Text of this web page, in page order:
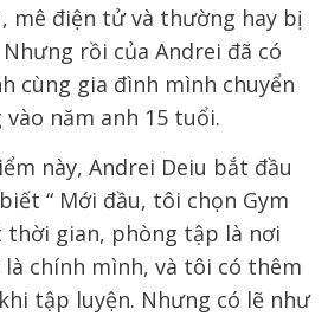
mê điện tử và thường hay bị
rồi của Andrei đã có
cùng gia đình mình chuyển
năm anh 15 tuổi.
này, Andrei Deiu bắt đầu
“ Mới đầu, tôi chọn Gym
thời gian, phòng tập là nơi
chính mình, và tôi có thêm
tập luyện. Nhưng có lẽ như